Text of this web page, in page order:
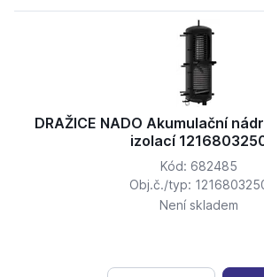
DRAŽICE NADO Akumulační
izolací
Kód: 682485
Obj.č./typ:
Není skladem